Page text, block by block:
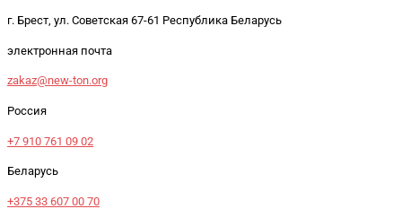
г. Брест, ул. Советская 67-61 Республика Беларусь
электронная почта
zakaz@new-ton.org
Россия
+7 910 761 09 02
Беларусь
+375 33 607 00 70